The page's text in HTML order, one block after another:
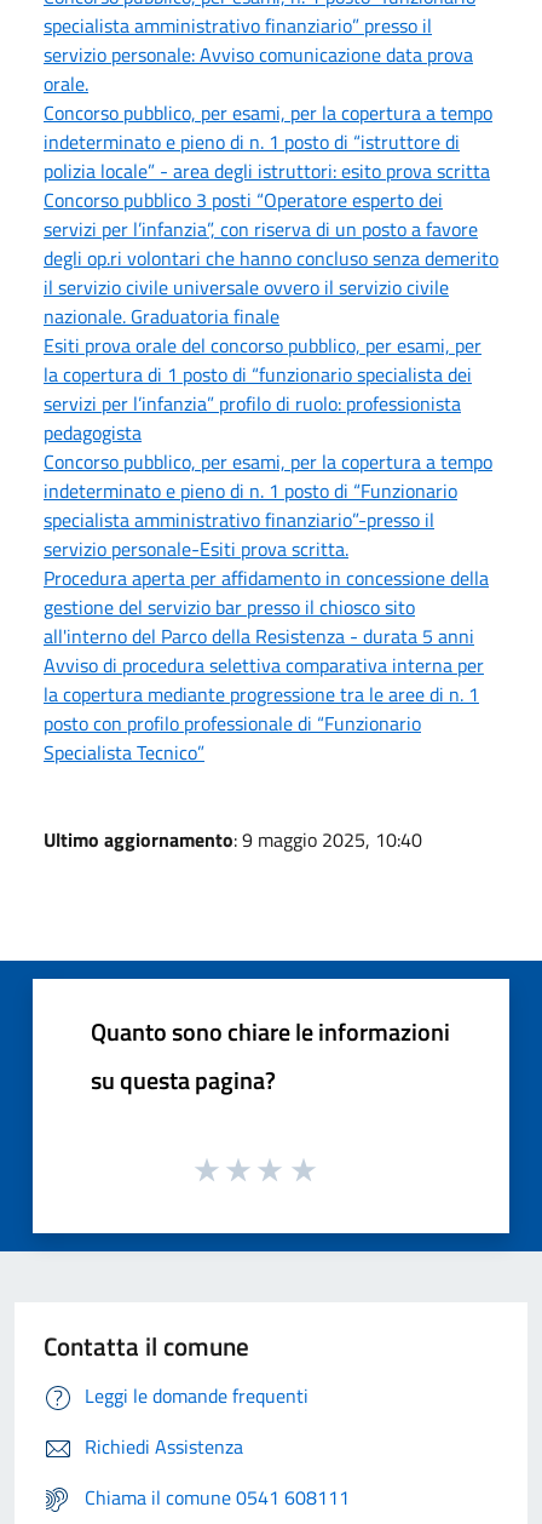
specialista amministrativo finanziario” presso il
servizio personale: Avviso comunicazione data prova
orale.
Concorso pubblico, per esami, per la copertura a tempo
indeterminato e pieno di n. 1 posto di “istruttore di
polizia locale” - area degli istruttori: esito prova scritta
Concorso pubblico 3 posti “Operatore esperto dei
servizi per l’infanzia”, con riserva di un posto a favore
degli op.ri volontari che hanno concluso senza demerito
il servizio civile universale ovvero il servizio civile
nazionale. Graduatoria finale
Esiti prova orale del concorso pubblico, per esami, per
la copertura di 1 posto di “funzionario specialista dei
servizi per l’infanzia” profilo di ruolo: professionista
pedagogista
Concorso pubblico, per esami, per la copertura a tempo
indeterminato e pieno di n. 1 posto di “Funzionario
specialista amministrativo finanziario”-presso il
servizio personale-Esiti prova scritta.
Procedura aperta per affidamento in concessione della
gestione del servizio bar presso il chiosco sito
all'interno del Parco della Resistenza - durata 5 anni
Avviso di procedura selettiva comparativa interna per
la copertura mediante progressione tra le aree di n. 1
posto con profilo professionale di “Funzionario
Specialista Tecnico”
Ultimo aggiornamento: 9 maggio 2025, 10:40
Quanto sono chiare le informazioni
su questa pagina?
Contatta il comune
Leggi le domande frequenti
Richiedi Assistenza
Chiama il comune 0541 608111